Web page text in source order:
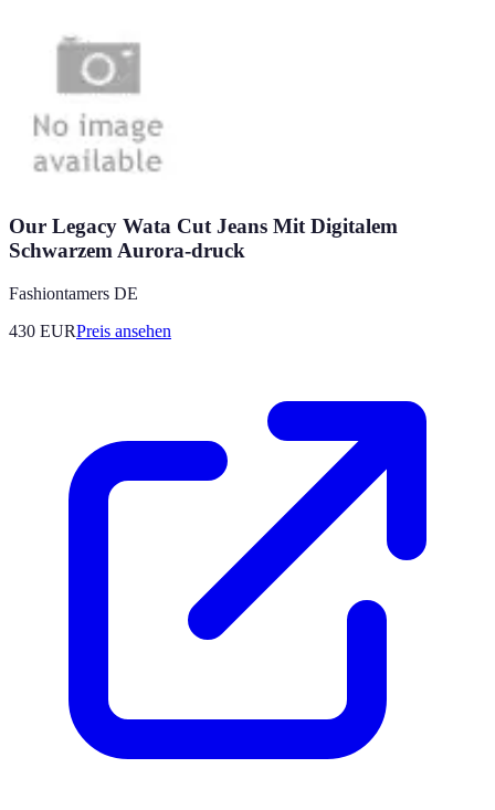
Our Legacy Wata Cut Jeans Mit Digitalem
Schwarzem Aurora-druck
Fashiontamers DE
430 EURPreis ansehen